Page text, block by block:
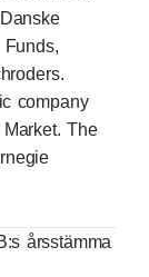
Funds,
company
The
årsstämma